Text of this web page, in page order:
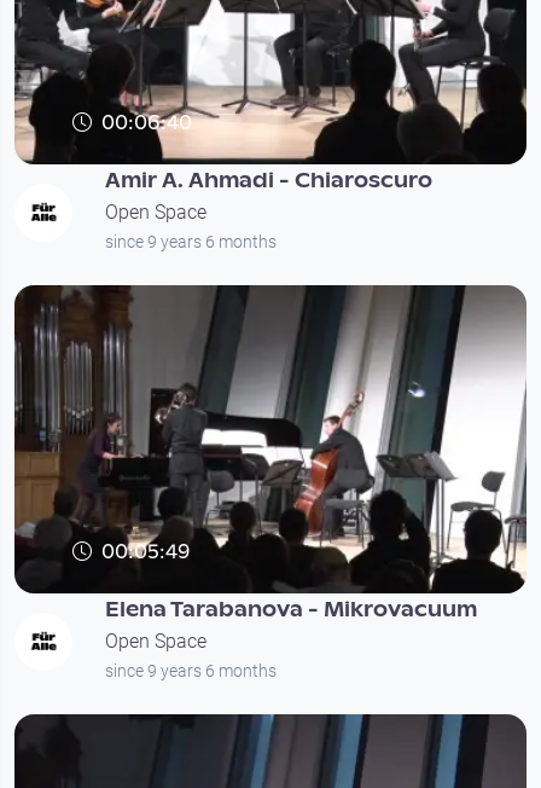
00:06:40
Amir A. Ahmadi - Chiaroscuro
Open Space
since 9 years 6 months
00:05:49
Elena Tarabanova - Mikrovacuum
Open Space
since 9 years 6 months